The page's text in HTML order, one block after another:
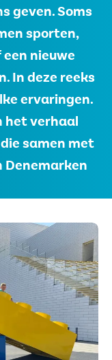
geven. Soms
sporten,
nieuwe
In deze reeks
ervaringen.
het verhaal
samen met
Denemarken